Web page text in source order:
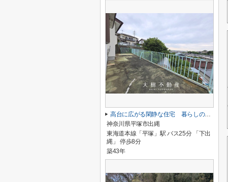
高台に広がる閑静な住宅 暮らしの楽しみ
神奈川県平塚市出縄
東海道本線「平塚」駅 バス25分 「下出
縄」 停歩8分
築43年